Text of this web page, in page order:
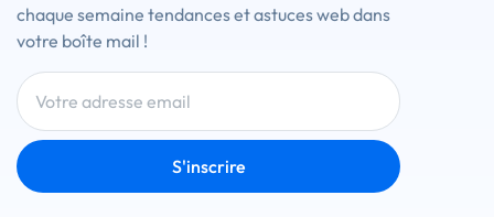
chaque semaine tendances et astuces web dans
votre boîte mail !
S'inscrire